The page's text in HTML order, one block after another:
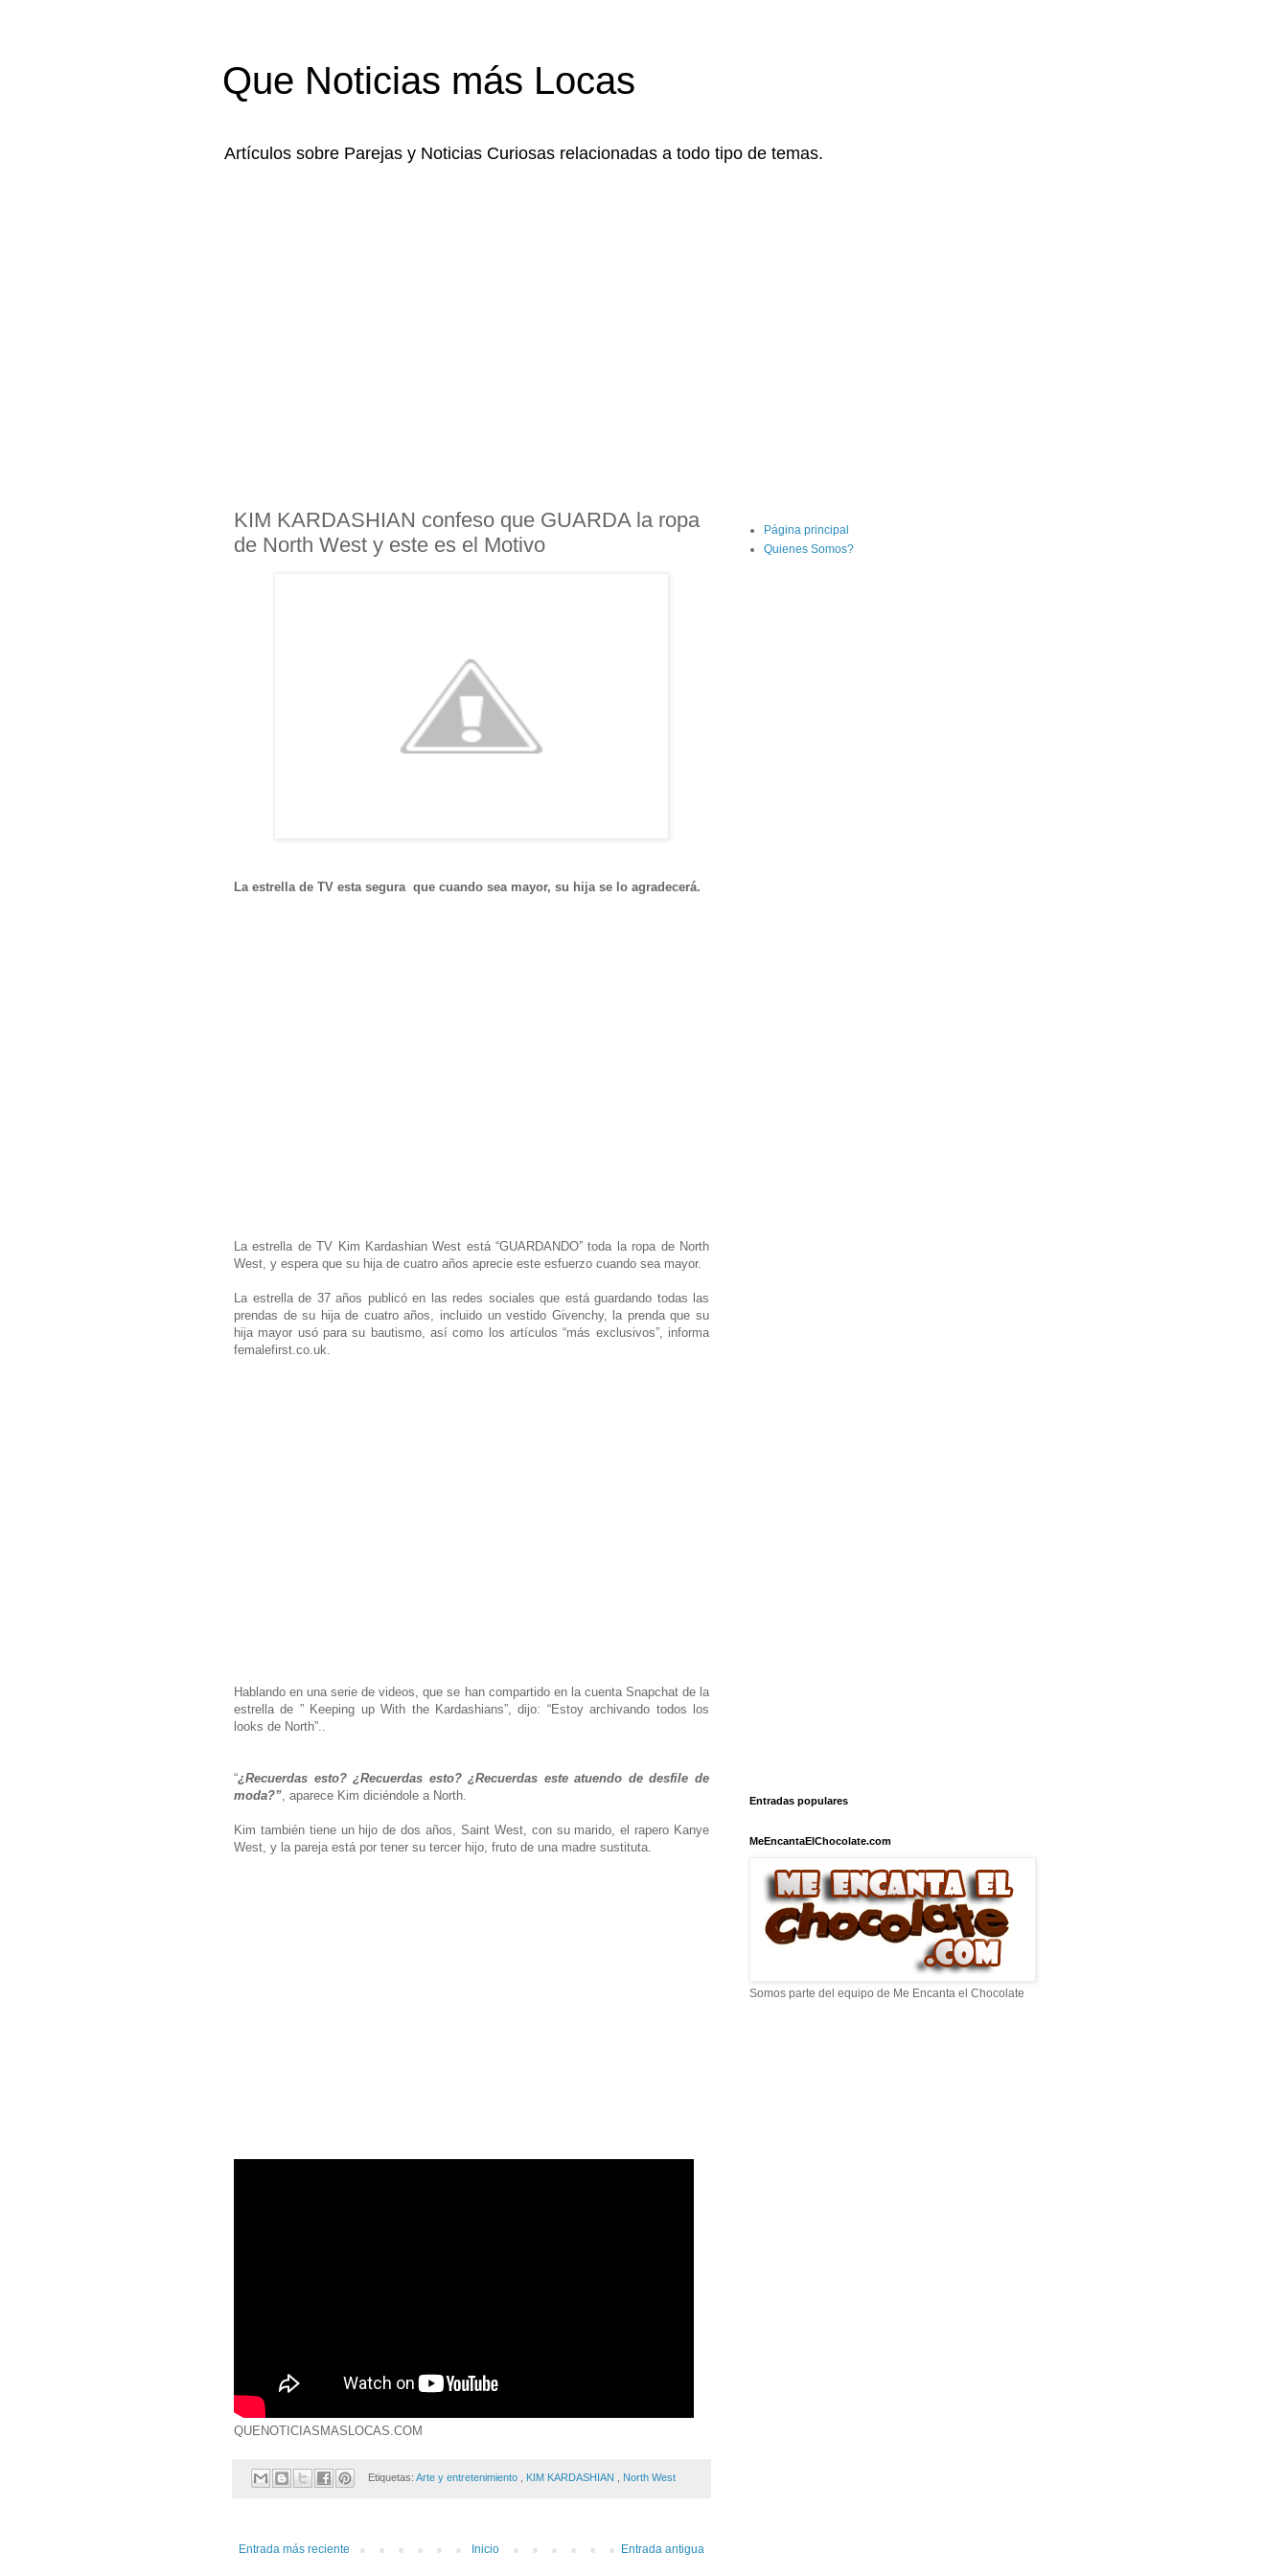
Que Noticias más Locas
Artículos sobre Parejas y Noticias Curiosas relacionadas a todo tipo de temas.
KIM KARDASHIAN confeso que GUARDA la ropa
de North West y este es el Motivo
La estrella de TV esta segura que cuando sea mayor, su hija se lo agradecerá.
La estrella de TV Kim Kardashian West está “GUARDANDO” toda la ropa de North
West, y espera que su hija de cuatro años aprecie este esfuerzo cuando sea mayor.
La estrella de 37 años publicó en las redes sociales que está guardando todas las
prendas de su hija de cuatro años, incluido un vestido Givenchy, la prenda que su
hija mayor usó para su bautismo, así como los artículos “más exclusivos”, informa
femalefirst.co.uk.
Hablando en una serie de videos, que se han compartido en la cuenta Snapchat de la
estrella de ” Keeping up With the Kardashians”, dijo: “Estoy archivando todos los
looks de North”..
“¿Recuerdas esto? ¿Recuerdas esto? ¿Recuerdas este atuendo de desfile de
moda?” , aparece Kim diciéndole a North.
Kim también tiene un hijo de dos años, Saint West, con su marido, el rapero Kanye
West, y la pareja está por tener su tercer hijo, fruto de una madre sustituta.
QUENOTICIASMASLOCAS.COM
Etiquetas: Arte y entretenimiento KIM KARDASHIAN North West
Entrada más reciente Entrada antigua
Inicio
Página principal
Quienes Somos?
Entradas populares
MeEncantaElChocolate.com
Somos parte del equipo de Me Encanta el Chocolate